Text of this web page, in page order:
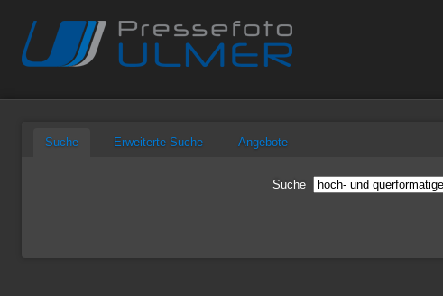
Suche Erweiterte Suche Angebote
Suche